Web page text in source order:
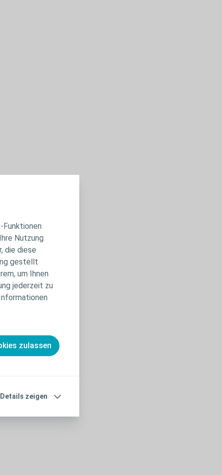
Funktionen
Nutzung
die diese
gestellt
um Ihnen
jederzeit zu
zulassen
Details zeigen